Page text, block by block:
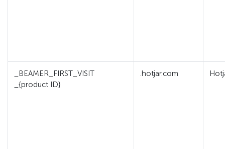
_BEAMER_FIRST_VISIT
_{product ID}
.hotjar.com